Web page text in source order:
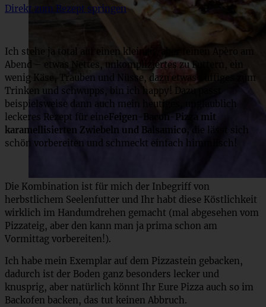
Direkt zum Rezept springen
Ich stehe ja total auf einen kleinen, aber feinen Apèro am
Abend – etwas Nettes, unkompliziertes zu Futtern, ein
wenig Käse, Trauben und Nüsse, dazu etwas Süffiges zum
Trinken und schwupps, bin ich happy! Dazu passt
beispielsweise dann auch mein heutiges, unglaublich
leckeres Rezept für eineFeigen-Bacon-Pizza mit
karamellisierten Zwiebeln und Balsamico,
die lässt sich
schön vorbereiten und schmeckt einfach himmlisch!
Die Kombination ist für mich der Inbegriff von
herbstlichem Seelenfutter und Ihr habt diese Köstlichkeit
wirklich im Handumdrehen gemacht (mal abgesehen vom
Pizzateig, aber den kann man ja prima schon am
Vormittag vorbereiten!).
Ich habe mein Exemplar auf dem Pizzastein gebacken,
dadurch ist der Boden ganz besonders lecker und
knusprig, aber natürlich könnt Ihr Eure Pizza auch so im
Backofen backen, das tut keinen Abbruch.